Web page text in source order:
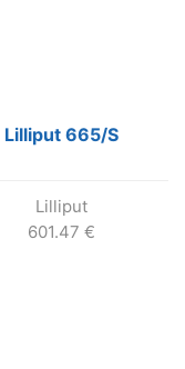
Lilliput 665/S
Lilliput
601.47 €